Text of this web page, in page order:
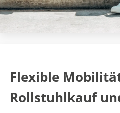
Flexible
Rollstuhlkauf